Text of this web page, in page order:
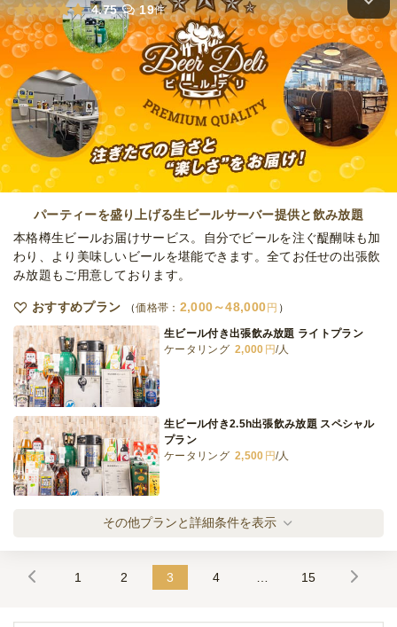
Chinese Deli 小分けスーペリアプラン
オードブル
2,160円/人
Chinese Deli 小分けラグジュアリープラン
オードブル
2,700円 /人
Chinese Deli 小分けゴールデンプラン
オードブル
締切 1日前17時
最低ご注文金額 15,000円
4.75
19件
パーティーを盛り上げる生ビールサーバー提供と飲み放題
本格樽生ビールお届けサービス。自分でビールを注ぐ醍醐味も加
わり、より美味しいビールを堪能できます。全てお任せの出張飲
み放題もご用意しております。
おすすめプラン 価格帯： 2,000～48,000 円
生ビール付き出張飲み放題 ライトプラン
ケータリング 2,000 円/人
生ビール付き2.5h出張飲み放題 スペシャル
プラン
ケータリング 2,500 円/人
サーバー1台・生樽セット
ケータリング 15,000 円 /人
ット
その他プランと詳細条件を表示
1 2 3 4 15